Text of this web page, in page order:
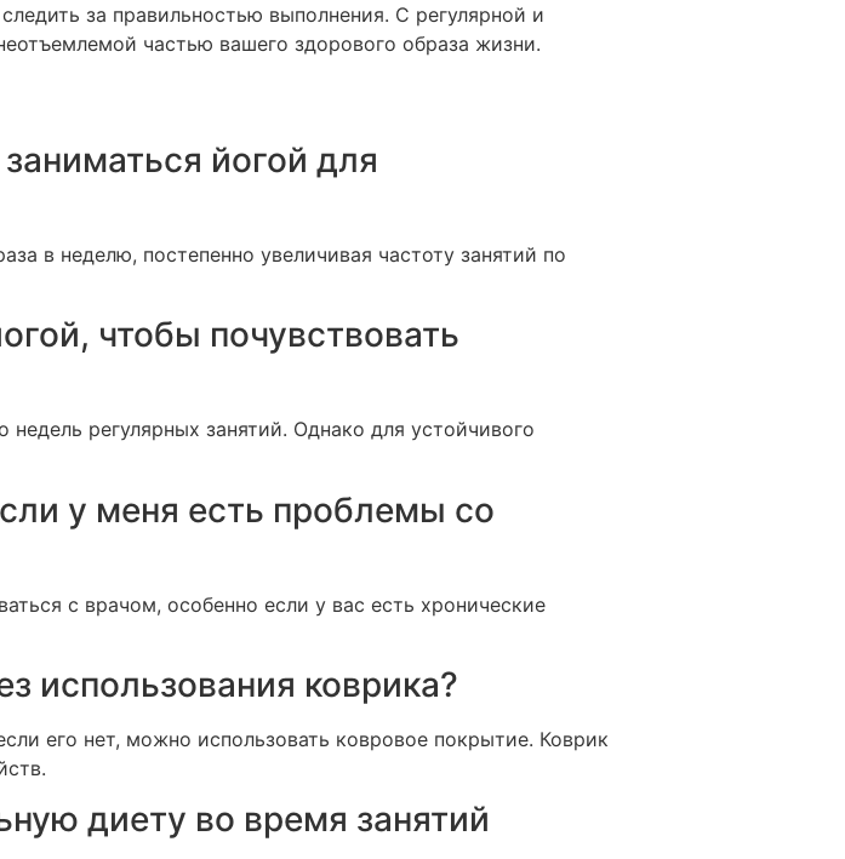
за правильностью выполнения. С регулярной и
частью вашего здорового образа жизни.
йогой для
в неделю, постепенно увеличивая частоту занятий по
чтобы почувствовать
регулярных занятий. Однако для устойчивого
у меня есть проблемы со
с врачом, особенно если у вас есть хронические
использования коврика?
его нет, можно использовать ковровое покрытие. Коврик
диету во время занятий